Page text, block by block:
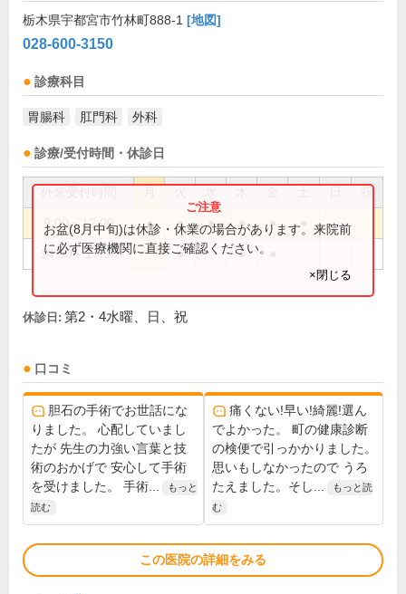
栃木県宇都宮市竹林町888-1 [地図]
028-600-3150
診療科目
胃腸科 肛門科 外科
診療/受付時間・休診日
祝
9:00～12:00 ● ● ● ● ●
14:00～17:00 ● ●
お盆(8月中旬)は休診・休業の場合があります。来院前
に必ず医療機関に直接ご確認ください。
×閉じる
休診日: 第2・4水曜、日、祝
口コミ
胆石の手術でお世話にな
りました。 心配していまし
たが 先生の力強い言葉と技
術のおかげで 安心して手術
を受けました。 手術...
もっと
読む
痛くない!早い!綺麗!選ん
でよかった。 町の健康診断
の検便で引っかかりました。
思いもしなかったので うろ
たえました。そし...
もっと読
む
この医院の詳細をみる